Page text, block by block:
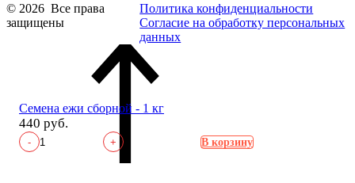
Семена ежи сборной - 1 кг
440 руб.
- + В корзину
© 2026 Все права
защищены
Политика конфиденциальности
Согласие на обработку персональных
данных